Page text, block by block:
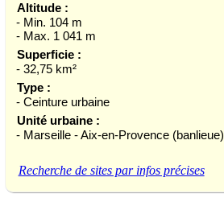
Altitude :
- Min. 104 m
- Max. 1 041 m
Superficie :
- 32,75 km²
Type :
- Ceinture urbaine
Unité urbaine :
- Marseille - Aix-en-Provence (banlieue)
Recherche de sites par infos précises